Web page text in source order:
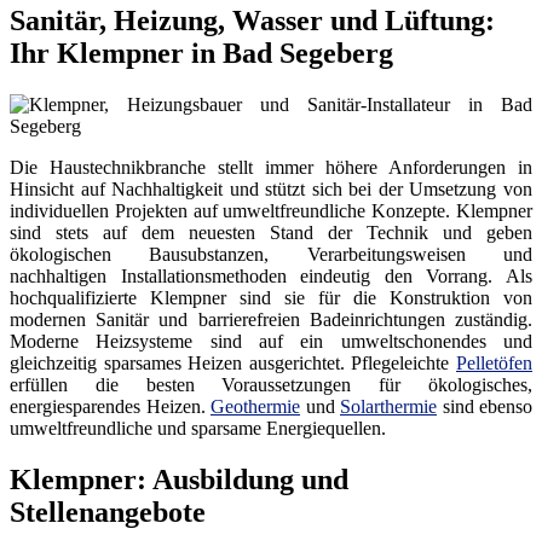
Sanitär, Heizung, Wasser und Lüftung:
Ihr Klempner in Bad Segeberg
Die Haustechnikbranche stellt immer höhere Anforderungen in
Hinsicht auf Nachhaltigkeit und stützt sich bei der Umsetzung von
individuellen Projekten auf umweltfreundliche Konzepte. Klempner
sind stets auf dem neuesten Stand der Technik und geben
ökologischen Bausubstanzen, Verarbeitungsweisen und
nachhaltigen Installationsmethoden eindeutig den Vorrang. Als
hochqualifizierte Klempner sind sie für die Konstruktion von
modernen Sanitär und barrierefreien Badeinrichtungen zuständig.
Moderne Heizsysteme sind auf ein umweltschonendes und
gleichzeitig sparsames Heizen ausgerichtet. Pflegeleichte Pelletöfen
erfüllen die besten Voraussetzungen für ökologisches,
energiesparendes Heizen. Geothermie und Solarthermie sind ebenso
umweltfreundliche und sparsame Energiequellen.
Klempner: Ausbildung und
Stellenangebote